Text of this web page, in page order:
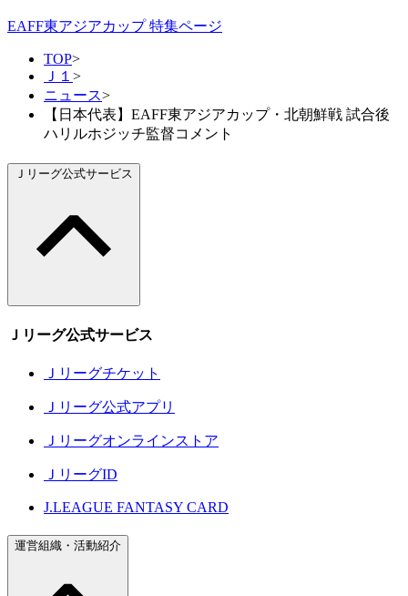
EAFF東アジアカップ 特集ページ
TOP>
Ｊ１ >
ニュース>
【日本代表】EAFF東アジアカップ・北朝鮮戦 試合後
ハリルホジッチ監督コメント
Ｊリーグ公式サービス
Ｊリーグ公式サービス
Ｊリーグチケット
Ｊリーグ公式アプリ
Ｊリーグオンラインストア
ＪリーグID
J.LEAGUE FANTASY CARD
運営組織・活動紹介